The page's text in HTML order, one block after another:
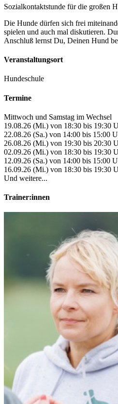
Sozialkontaktstunde für die großen
Die Hunde dürfen sich frei
spielen und auch mal diskutieren.
Anschluß lernst Du, Deinen Hund
Veranstaltungsort
Hundeschule
Termine
Mittwoch und Samstag im Wechsel
19.08.26 (Mi.) von 18:30 bis 19:30
22.08.26 (Sa.) von 14:00 bis 15:00
26.08.26 (Mi.) von 19:30 bis 20:30
02.09.26 (Mi.) von 18:30 bis 19:30
12.09.26 (Sa.) von 14:00 bis 15:00
16.09.26 (Mi.) von 18:30 bis 19:30
Und weitere...
Trainer:innen